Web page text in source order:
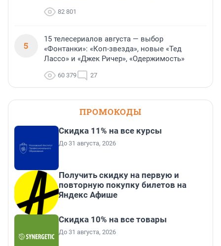
82 801
5
15 телесериалов августа — выбор
«Фонтанки»: «Коп-звезда», новые «Тед
Лассо» и «Джек Ричер», «Одержимость»
60 379 27
ПРОМОКОДЫ
Скидка 11% на все курсы
До 31 августа, 2026
Получить скидку на первую и
повторную покупку билетов на
Яндекс Афише
Скидка 10% на все товары
До 31 августа, 2026